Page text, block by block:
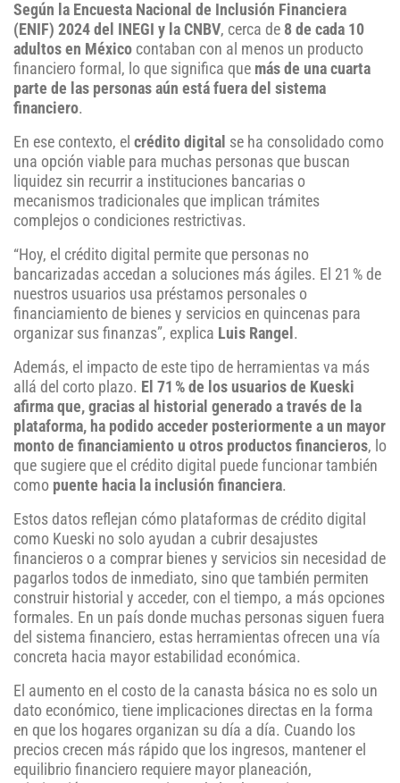
Según la Encuesta Nacional de Inclusión Financiera
(ENIF) 2024 del INEGI y la CNBV, cerca de 8 de cada 10
adultos en México contaban con al menos un producto
financiero formal, lo que significa que más de una cuarta
parte de las personas aún está fuera del sistema
financiero.
En ese contexto, el crédito digital se ha consolidado como
una opción viable para muchas personas que buscan
liquidez sin recurrir a instituciones bancarias o
mecanismos tradicionales que implican trámites
complejos o condiciones restrictivas.
“Hoy, el crédito digital permite que personas no
bancarizadas accedan a soluciones más ágiles. El 21 % de
nuestros usuarios usa préstamos personales o
financiamiento de bienes y servicios en quincenas para
organizar sus finanzas”, explica Luis Rangel .
Además, el impacto de este tipo de herramientas va más
allá del corto plazo. El 71 % de los usuarios de Kueski
afirma que, gracias al historial generado a través de la
plataforma, ha podido acceder posteriormente a un mayor
monto de financiamiento u otros productos financieros, lo
que sugiere que el crédito digital puede funcionar también
como puente hacia la inclusión financiera.
Estos datos reflejan cómo plataformas de crédito digital
como Kueski no solo ayudan a cubrir desajustes
financieros o a comprar bienes y servicios sin necesidad de
pagarlos todos de inmediato, sino que también permiten
construir historial y acceder, con el tiempo, a más opciones
formales. En un país donde muchas personas siguen fuera
del sistema financiero, estas herramientas ofrecen una vía
concreta hacia mayor estabilidad económica.
El aumento en el costo de la canasta básica no es solo un
dato económico, tiene implicaciones directas en la forma
en que los hogares organizan su día a día. Cuando los
precios crecen más rápido que los ingresos, mantener el
equilibrio financiero requiere mayor planeación,